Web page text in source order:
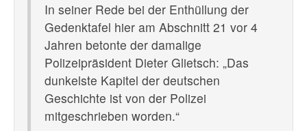
In seiner Rede bei der Enthüllung der
Gedenktafel hier am Abschnitt 21 vor 4
Jahren betonte der damalige
Polizeipräsident Dieter Glietsch: „Das
dunkelste Kapitel der deutschen
Geschichte ist von der Polizei
mitgeschrieben worden.“